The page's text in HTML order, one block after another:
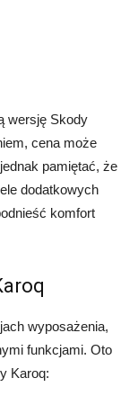
wersję Skody
cena może
pamiętać, że
dodatkowych
komfort
wyposażenia,
funkcjami. Oto
Karoq: